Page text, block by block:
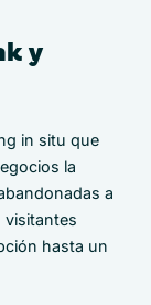
y
in situ que
la
a
visitantes
hasta un